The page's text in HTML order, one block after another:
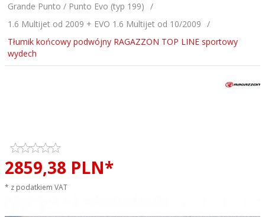
Grande Punto / Punto Evo (typ 199)
1.6 Multijet od 2009 + EVO 1.6 Multijet od 10/2009
Tłumik końcowy podwójny RAGAZZON TOP LINE sportowy
wydech
2859,38 PLN*
* z podatkiem VAT